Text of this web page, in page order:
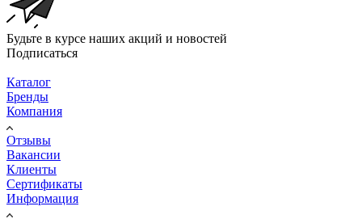
Будьте в курсе наших акций и новостей
Подписаться
Каталог
Бренды
Компания
Отзывы
Вакансии
Клиенты
Сертификаты
Информация